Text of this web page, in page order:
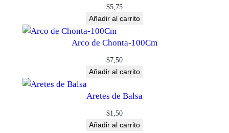
$5,75
Añadir al carrito
Arco de Chonta-100Cm
$7,50
Añadir al carrito
Aretes de Balsa
$1,50
Añadir al carrito